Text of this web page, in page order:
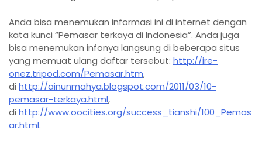
Anda bisa menemukan informasi ini di internet dengan
kata kunci “Pemasar terkaya di Indonesia”. Anda juga
bisa menemukan infonya langsung di beberapa situs
yang memuat ulang daftar tersebut: http://ire-
onez.tripod.com/Pemasar.htm,
di http://ainunmahya.blogspot.com/2011/03/10-
pemasar-terkaya.html,
di http://www.oocities.org/success_tianshi/100_Pemas
ar.html.